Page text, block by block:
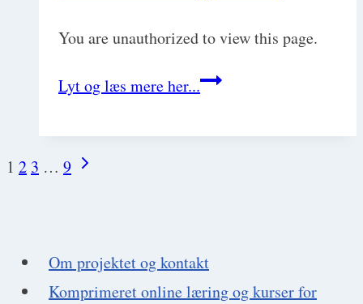
You are unauthorized to view this page.
Lyt og læs mere her...Vestibulært
Page
1 2 3 … 9 Next
Om projektet og kontakt
Komprimeret online læring og kurser for